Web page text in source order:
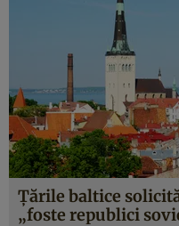
Ţările baltice
„foste republici